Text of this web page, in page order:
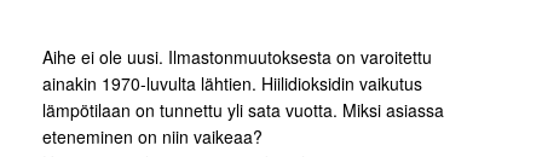
Aihe ei ole uusi. Ilmastonmuutoksesta on varoitettu
ainakin 1970-luvulta lähtien. Hiilidioksidin vaikutus
lämpötilaan on tunnettu yli sata vuotta. Miksi asiassa
eteneminen on niin vaikeaa?